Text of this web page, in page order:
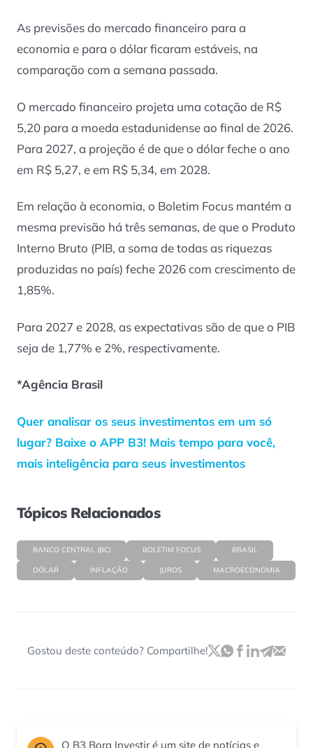
As previsões do mercado financeiro para a
economia e para o dólar ficaram estáveis, na
comparação com a semana passada.
O mercado financeiro projeta uma cotação de R$
5,20 para a moeda estadunidense ao final de 2026.
Para 2027, a projeção é de que o dólar feche o ano
em R$ 5,27, e em R$ 5,34, em 2028.
Em relação à economia, o Boletim Focus mantém a
mesma previsão há três semanas, de que o Produto
Interno Bruto (PIB, a soma de todas as riquezas
produzidas no país) feche 2026 com crescimento de
1,85%.
Para 2027 e 2028, as expectativas são de que o PIB
seja de 1,77% e 2%, respectivamente.
*Agência Brasil
Quer analisar os seus investimentos em um só
lugar? Baixe o APP B3! Mais tempo para você,
mais inteligência para seus investimentos
Tópicos Relacionados
BANCO CENTRAL (BC) BOLETIM FOCUS BRASIL
DÓLAR INFLAÇÃO JUROS MACROECONOMIA
Gostou deste conteúdo? Compartilhe!
O B3 Bora Investir é um site de notícias e